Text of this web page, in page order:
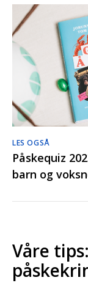
LES OGSÅ
Påskequiz
barn og
Våre